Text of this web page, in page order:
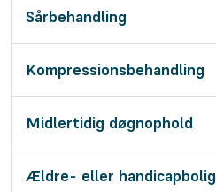
Sårbehandling
Kompressionsbehandling
Midlertidig døgnophold
Ældre- eller handicapbolig